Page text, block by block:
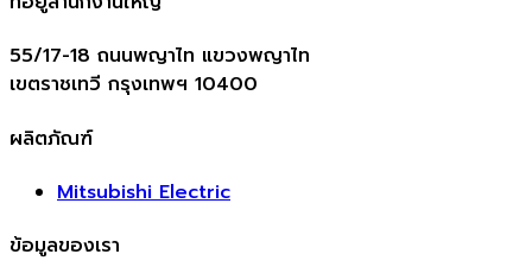
55/17-18 ถนนพญาไท แขวงพญาไท
เขตราชเทวี กรุงเทพฯ 10400
ผลิตภัณฑ์
Mitsubishi Electric
ข้อมูลของเรา